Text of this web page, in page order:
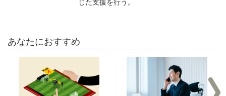
じた支援を行う。
あなたにおすすめ